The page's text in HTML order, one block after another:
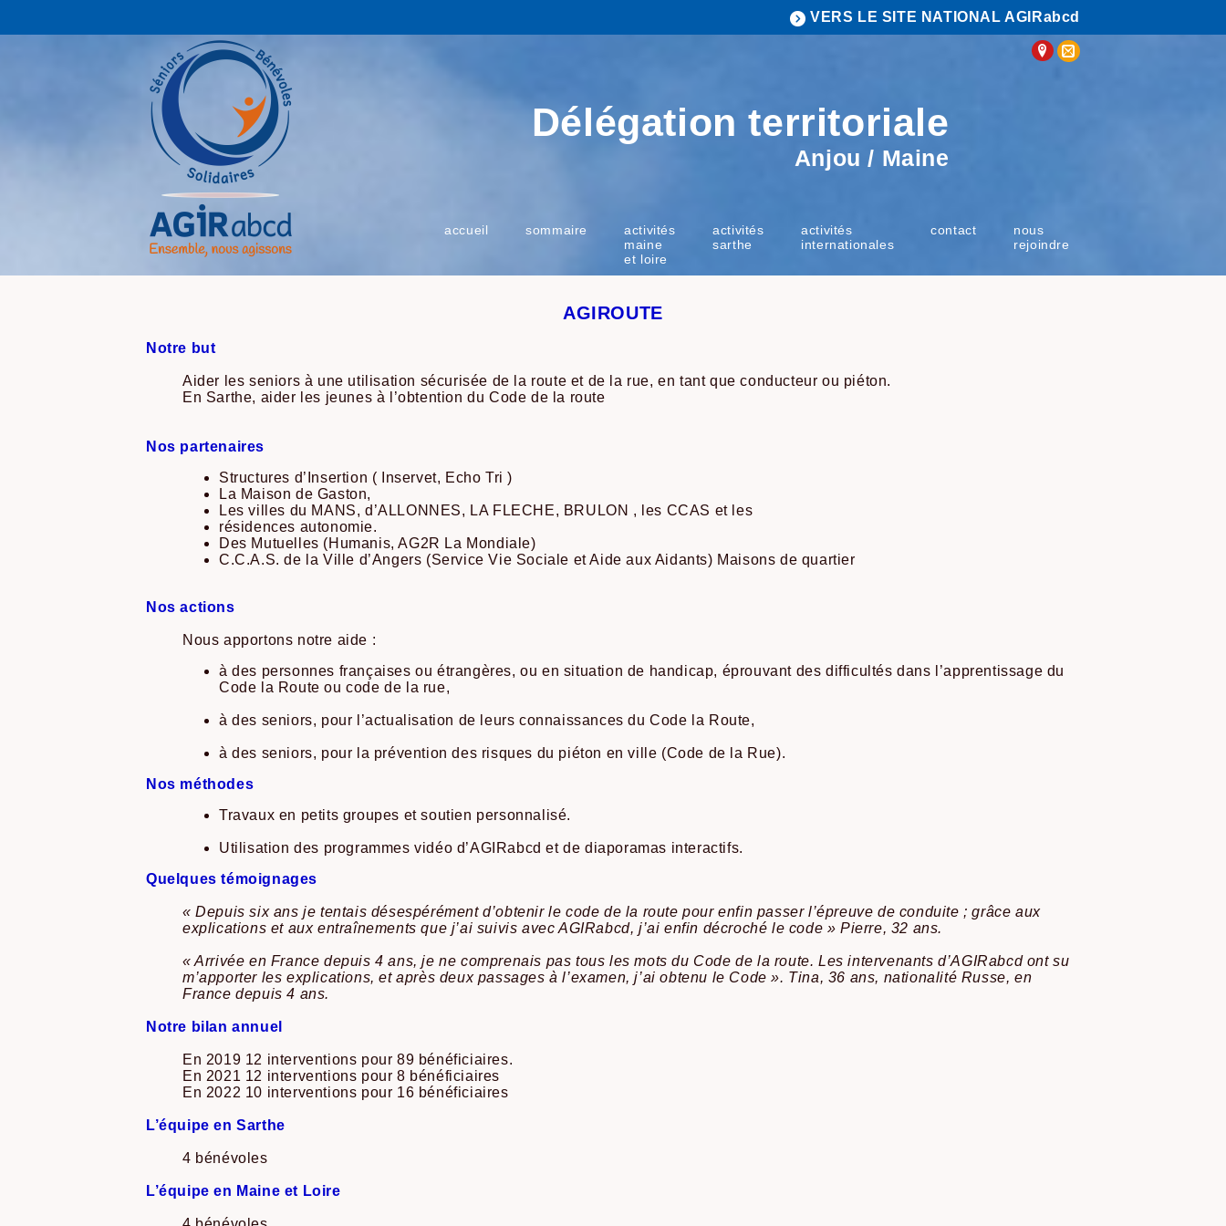
VERS LE SITE NATIONAL AGIRabcd
Délégation territoriale
Anjou / Maine
accueil sommaire
activités
maine
et loire
activités
sarthe
activités
internationales
contact
nous
rejoindre
AGIROUTE
Notre but
Aider les seniors à une utilisation sécurisée de la route et de la rue, en tant que conducteur ou piéton.
En Sarthe, aider les jeunes à l’obtention du Code de la route
Nos partenaires
Structures d’Insertion ( Inservet, Echo Tri )
La Maison de Gaston,
Les villes du MANS, d’ALLONNES, LA FLECHE, BRULON , les CCAS et les
résidences autonomie.
Des Mutuelles (Humanis, AG2R La Mondiale)
C.C.A.S. de la Ville d’Angers (Service Vie Sociale et Aide aux Aidants) Maisons de quartier
Nos actions
Nous apportons notre aide :
à des personnes françaises ou étrangères, ou en situation de handicap, éprouvant des difficultés dans l’apprentissage du
Code la Route ou code de la rue,
à des seniors, pour l’actualisation de leurs connaissances du Code la Route,
à des seniors, pour la prévention des risques du piéton en ville (Code de la Rue).
Nos méthodes
Travaux en petits groupes et soutien personnalisé.
Utilisation des programmes vidéo d’AGIRabcd et de diaporamas interactifs.
Quelques témoignages
« Depuis six ans je tentais désespérément d’obtenir le code de la route pour enfin passer l’épreuve de conduite ; grâce aux
explications et aux entraînements que j’ai suivis avec AGIRabcd, j’ai enfin décroché le code » Pierre, 32 ans.
« Arrivée en France depuis 4 ans, je ne comprenais pas tous les mots du Code de la route. Les intervenants d’AGIRabcd ont su
m’apporter les explications, et après deux passages à l’examen, j’ai obtenu le Code ». Tina, 36 ans, nationalité Russe, en
France depuis 4 ans.
Notre bilan annuel
En 2019 12 interventions pour 89 bénéficiaires.
En 2021 12 interventions pour 8 bénéficiaires
En 2022 10 interventions pour 16 bénéficiaires
L’équipe en Sarthe
4 bénévoles
L’équipe en Maine et Loire